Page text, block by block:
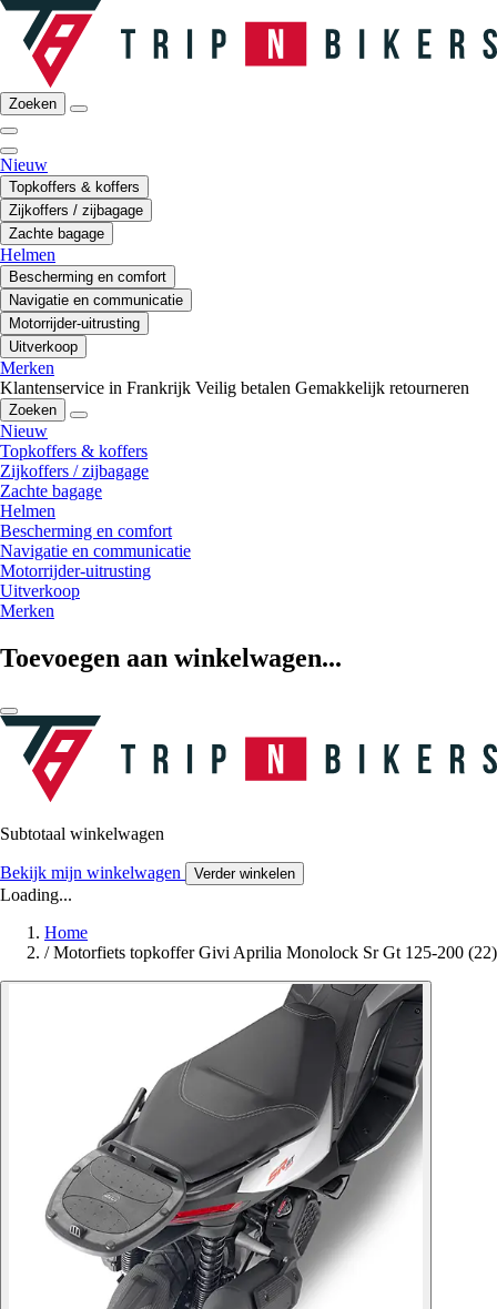
Zoeken
Nieuw
Topkoffers & koffers
Zijkoffers / zijbagage
Zachte bagage
Helmen
Bescherming en comfort
Navigatie en communicatie
Motorrijder-uitrusting
Uitverkoop
Merken
Klantenservice in Frankrijk Veilig betalen Gemakkelijk retourneren
Zoeken
Nieuw
Topkoffers & koffers
Zijkoffers / zijbagage
Zachte bagage
Helmen
Bescherming en comfort
Navigatie en communicatie
Motorrijder-uitrusting
Uitverkoop
Merken
Toevoegen aan winkelwagen...
Subtotaal winkelwagen
Bekijk mijn winkelwagen Verder winkelen
Loading...
Home
/ Motorfiets topkoffer Givi Aprilia Monolock Sr Gt 125-200 (22)